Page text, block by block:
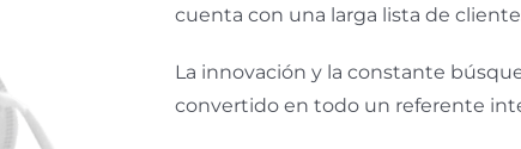
cuenta con una larga lista de
La innovación y la constante
convertido en todo un referente